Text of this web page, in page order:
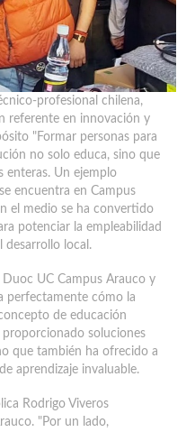
profesional chilena,
referente en innovación y
"Formar personas para
no solo educa, sino que
enteras. Un ejemplo
encuentra en Campus
el medio se ha convertido
potenciar la empleabilidad
desarrollo local.
UC Campus Arauco y
perfectamente cómo la
de educación
proporcionado soluciones
que también ha ofrecido a
aprendizaje invaluable.
Rodrigo Viveros
"Por un lado,